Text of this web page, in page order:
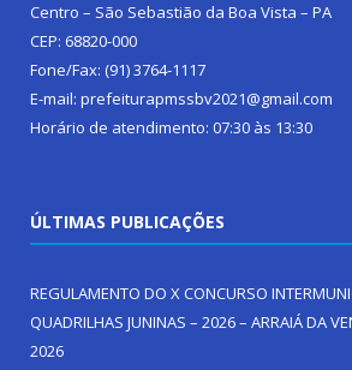
Centro – São Sebastião da Boa Vista – PA
CEP: 68820-000
Fone/Fax: (91) 3764-1117
E-mail: prefeiturapmssbv2021@gmail.com
Horário de atendimento: 07:30 às 13:30
ÚLTIMAS PUBLICAÇÕES
REGULAMENTO DO X CONCURSO
QUADRILHAS JUNINAS – 2026 – ARRAIÁ DA
2026